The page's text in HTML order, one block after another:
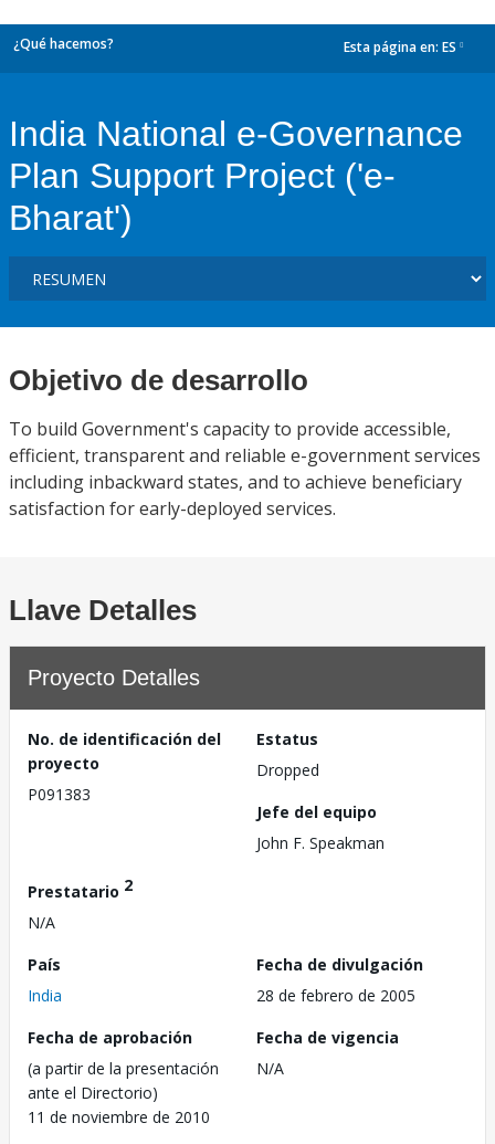
¿Qué hacemos? Esta página en: ES
India National e-Governance
Plan Support Project ('e-
Bharat')
Objetivo de desarrollo
To build Government's capacity to provide accessible,
efficient, transparent and reliable e-government services
including inbackward states, and to achieve beneficiary
satisfaction for early-deployed services.
Llave Detalles
Proyecto Detalles
No. de identificación del
proyecto
P091383
Estatus
Dropped
Jefe del equipo
John F. Speakman
Prestatario 2
N/A
País
India
Fecha de divulgación
28 de febrero de 2005
Fecha de aprobación
(a partir de la presentación
ante el Directorio)
11 de noviembre de 2010
Fecha de vigencia
N/A